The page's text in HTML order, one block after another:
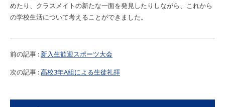
めたり、クラスメイトの新たな一面を発見したりしながら、これから
の学校生活について考えることができました。
前の記事 : 新入生歓迎スポーツ大会
次の記事 :高校3年A組による生徒礼拝